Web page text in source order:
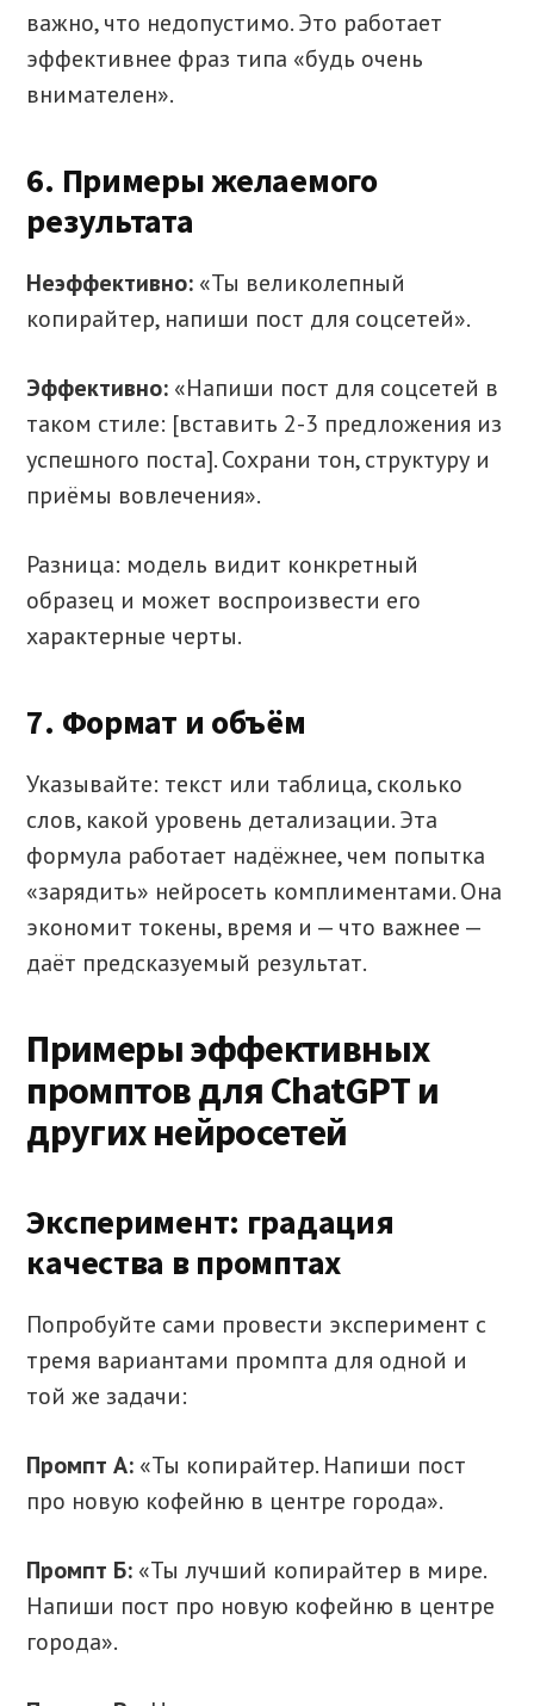
важно, что недопустимо. Это работает
эффективнее фраз типа «будь очень
внимателен».
6. Примеры желаемого
результата
Неэффективно: «Ты великолепный
копирайтер, напиши пост для соцсетей».
Эффективно: «Напиши пост для соцсетей в
таком стиле: [вставить 2-3 предложения из
успешного поста]. Сохрани тон, структуру и
приёмы вовлечения».
Разница: модель видит конкретный
образец и может воспроизвести его
характерные черты.
7. Формат и объём
Указывайте: текст или таблица, сколько
слов, какой уровень детализации. Эта
формула работает надёжнее, чем попытка
«зарядить» нейросеть комплиментами. Она
экономит токены, время и — что важнее —
даёт предсказуемый результат.
Примеры эффективных
промптов для ChatGPT и
других нейросетей
Эксперимент: градация
качества в промптах
Попробуйте сами провести эксперимент с
тремя вариантами промпта для одной и
той же задачи:
Промпт А: «Ты копирайтер. Напиши пост
про новую кофейню в центре города».
Промпт Б: «Ты лучший копирайтер в мире.
Напиши пост про новую кофейню в центре
города».